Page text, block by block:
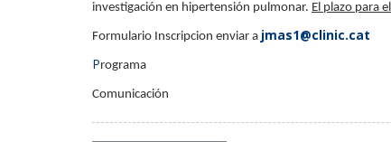
investigación en hipertensión pulmonar. El plazo para
Formulario Inscripcion enviar a jmas1@clinic.cat
Programa
Comunicación